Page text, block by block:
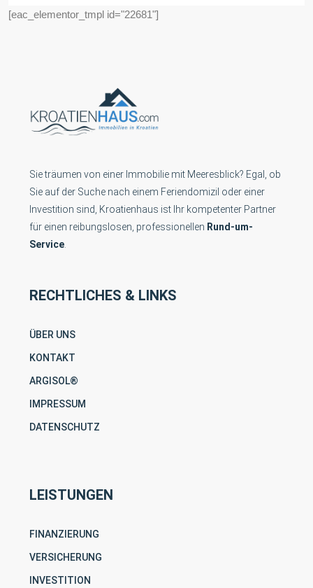
[eac_elementor_tmpl id="22681"]
Sie träumen von einer Immobilie mit Meeresblick? Egal, ob
Sie auf der Suche nach einem Feriendomizil oder einer
Investition sind, Kroatienhaus ist Ihr kompetenter Partner
für einen reibungslosen, professionellen Rund-um-
Service
RECHTLICHES & LINKS
ÜBER UNS
KONTAKT
ARGISOL®
IMPRESSUM
DATENSCHUTZ
LEISTUNGEN
FINANZIERUNG
VERSICHERUNG
INVESTITION